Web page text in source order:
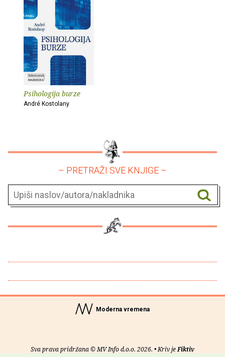
Psihologija burze
André Kostolany
– PRETRAŽI SVE KNJIGE –
Moderna vremena
Sva prava pridržana © MV Info d.o.o. 2026. • Kriv jeFiktiv